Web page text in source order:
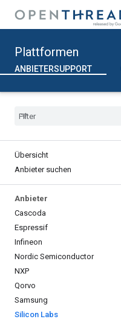
Plattformen
ANBIETERSUPPORT
Übersicht
Anbieter suchen
Anbieter
Cascoda
Espressif
Infineon
Nordic Semiconductor
NXP
Qorvo
Samsung
Silicon Labs